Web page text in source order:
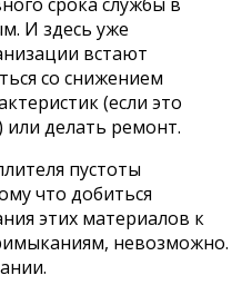
И здесь уже
встают
со снижением
(если это
делать ремонт.
пустоты
что добиться
этих материалов к
невозможно.